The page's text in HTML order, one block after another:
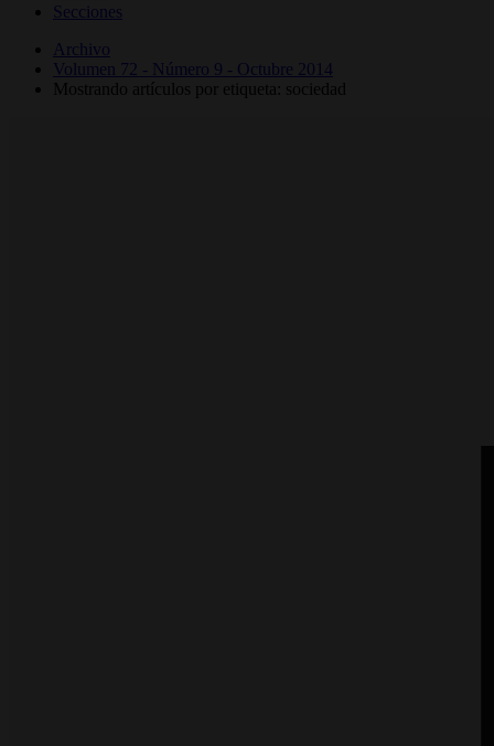
Secciones
Archivo
Volumen 72 - Número 9 - Octubre 2014
Mostrando artículos por etiqueta: sociedad